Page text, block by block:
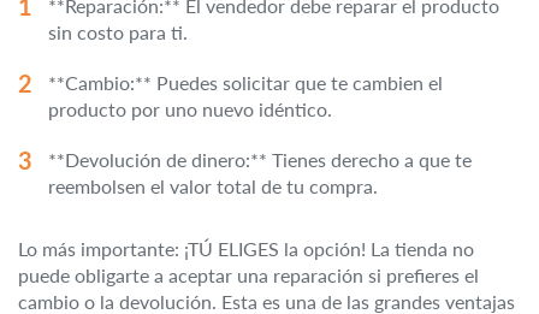
**Reparación:** El vendedor debe reparar el producto
sin costo para ti.
**Cambio:** Puedes solicitar que te cambien el
producto por uno nuevo idéntico.
**Devolución de dinero:** Tienes derecho a que te
reembolsen el valor total de tu compra.
Lo más importante: ¡TÚ ELIGES la opción! La tienda no
puede obligarte a aceptar una reparación si prefieres el
cambio o la devolución. Esta es una de las grandes ventajas